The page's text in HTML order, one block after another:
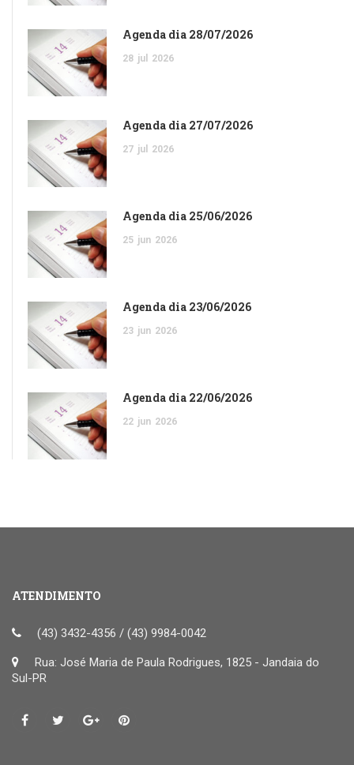
Agenda dia 28/07/2026
28 jul 2026
Agenda dia 27/07/2026
27 jul 2026
Agenda dia 25/06/2026
25 jun 2026
Agenda dia 23/06/2026
23 jun 2026
Agenda dia 22/06/2026
22 jun 2026
ATENDIMENTO
(43) 3432-4356 / (43) 9984-0042
Rua: José Maria de Paula Rodrigues, 1825 - Jandaia do
Sul-PR